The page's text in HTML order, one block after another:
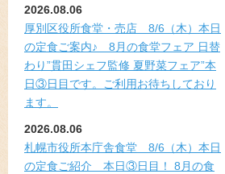
2026.08.06
厚別区役所食堂・売店 8/6（木）本日
の定食ご案内♪ 8月の食堂フェア 日替
わり”貫田シェフ監修 夏野菜フェア”本
日③日目です。ご利用お待ちしており
ます。
2026.08.06
札幌市役所本庁舎食堂 8/6（木）本日
の定食ご紹介 本日③日目！ 8月の食